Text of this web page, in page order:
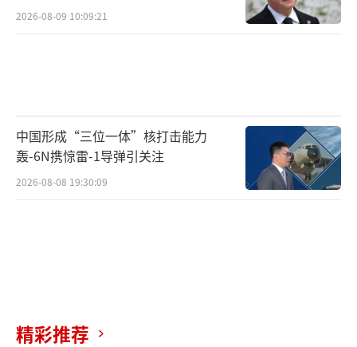
2026-08-09 10:09:21
中国形成“三位一体”核打击能力
轰-6N携惊雷-1导弹引关注
2026-08-08 19:30:09
精彩推荐